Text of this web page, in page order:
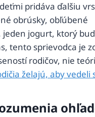
pridáva ďalšiu
obrúsky, obľúbené
jeden jogurt, ktorý
tento sprievodca je
rodičov, nie
želajú, aby vedeli